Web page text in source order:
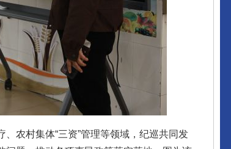
农村集体“三资”管理等领域，纪巡共同发